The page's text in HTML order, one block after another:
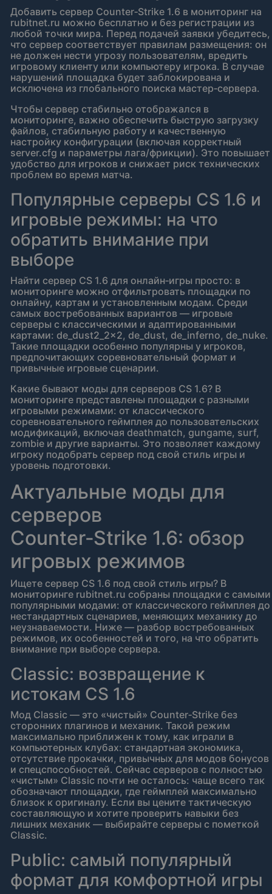
Добавить сервер Counter‑Strike 1.6 в мониторинг на
rubitnet.ru можно бесплатно и без регистрации из
любой точки мира. Перед подачей заявки убедитесь,
что сервер соответствует правилам размещения: он
не должен нести угрозу пользователям, вредить
игровому клиенту или компьютеру игрока. В случае
нарушений площадка будет заблокирована и
исключена из глобального поиска мастер‑сервера.
Чтобы сервер стабильно отображался в
мониторинге, важно обеспечить быструю загрузку
файлов, стабильную работу и качественную
настройку конфигурации (включая корректный
server.cfg и параметры лага/фрикции). Это повышает
удобство для игроков и снижает риск технических
проблем во время матча.
Популярные серверы CS 1.6 и
игровые режимы: на что
обратить внимание при
выборе
Найти сервер CS 1.6 для онлайн‑игры просто: в
мониторинге можно отфильтровать площадки по
онлайну, картам и установленным модам. Среди
самых востребованных вариантов — игровые
серверы с классическими и адаптированными
картами: de_dust2_2x2, de_dust, de_inferno, de_nuke.
Такие площадки особенно популярны у игроков,
предпочитающих соревновательный формат и
привычные игровые сценарии.
Какие бывают моды для серверов CS 1.6? В
мониторинге представлены площадки с разными
игровыми режимами: от классического
соревновательного геймплея до пользовательских
модификаций, включая deathmatch, gungame, surf,
zombie и другие варианты. Это позволяет каждому
игроку подобрать сервер под свой стиль игры и
уровень подготовки.
Актуальные моды для
серверов
Counter‑Strike 1.6: обзор
игровых режимов
Ищете сервер CS 1.6 под свой стиль игры? В
мониторинге rubitnet.ru собраны площадки с самыми
популярными модами: от классического геймплея до
нестандартных сценариев, меняющих механику до
неузнаваемости. Ниже — разбор востребованных
режимов, их особенностей и того, на что обратить
внимание при выборе сервера.
Classic: возвращение к
истокам CS 1.6
Мод Classic — это «чистый» Counter‑Strike без
сторонних плагинов и механик. Такой режим
максимально приближен к тому, как играли в
компьютерных клубах: стандартная экономика,
отсутствие прокачки, привычных для модов бонусов
и спецспособностей. Сейчас серверов с полностью
«чистым» Classic почти не осталось: чаще всего так
обозначают площадки, где геймплей максимально
близок к оригиналу. Если вы цените тактическую
составляющую и хотите проверить навыки без
лишних механик — выбирайте серверы с пометкой
Classic.
Public: самый популярный
формат для комфортной игры